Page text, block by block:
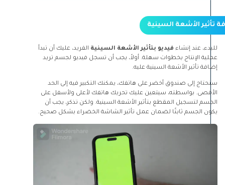
للبدء، عند إنشاء فيديو بتأثير الأشعة السينية الفريد، عليك أن تبدأ
عملية الإنتاج بخطوات سهلة. أولاً، يجب أن تسجل فيديو لجسم تريد
إضافة تأثير الأشعة السينية عليه.
ستحتاج إلى صندوق أخضر على هاتفك، يمكنك التكبير فيه إلى الحد
الأقصى. بواسطته، سيتعين عليك تحريك هاتفك لأعلى ولأسفل على
الجسم لتسجيل المقطع بتأثير الأشعة السينية. ولكن تذكر، يجب أن
يكون الجسم ثابتًا لضمان عمل تأثير الشاشة الخضراء بشكل صحيح.